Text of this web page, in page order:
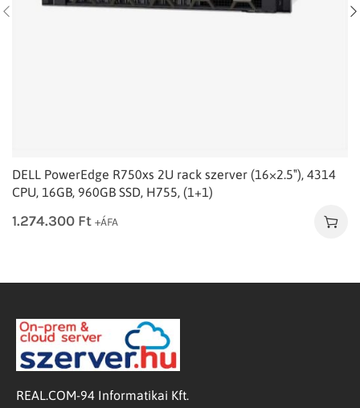
DELL PowerEdge R750xs 2U rack szerver (16×2.5″), 4314
CPU, 16GB, 960GB SSD, H755, (1+1)
1.274.300 Ft +ÁFA
REAL.COM-94 Informatikai Kft.